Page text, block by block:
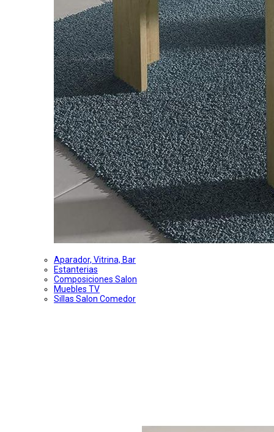
Aparador, Vitrina, Bar
Estanterias
Composiciones Salon
Muebles TV
Sillas Salon Comedor